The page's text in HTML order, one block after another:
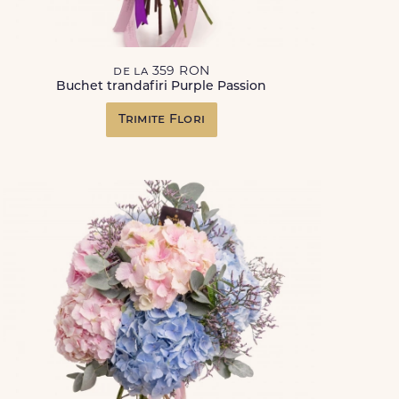
de la 359 RON
Buchet trandafiri Purple Passion
Trimite Flori